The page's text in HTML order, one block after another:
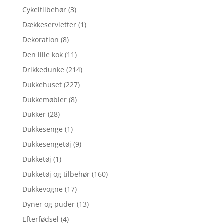
Cykeltilbehør (3)
Dækkeservietter (1)
Dekoration (8)
Den lille kok (11)
Drikkedunke (214)
Dukkehuset (227)
Dukkemøbler (8)
Dukker (28)
Dukkesenge (1)
Dukkesengetøj (9)
Dukketøj (1)
Dukketøj og tilbehør (160)
Dukkevogne (17)
Dyner og puder (13)
Efterfødsel (4)